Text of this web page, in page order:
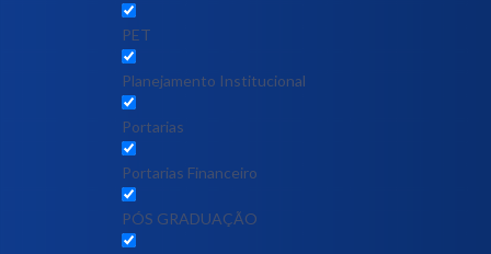
PET
Planejamento Institucional
Portarias
Portarias Financeiro
PÓS GRADUAÇÃO